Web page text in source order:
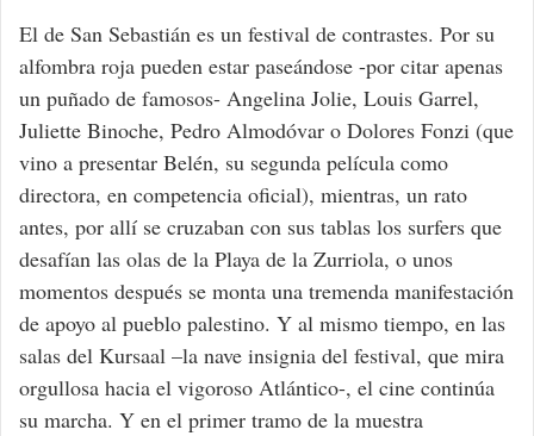
El de San Sebastián es un festival de contrastes. Por su
alfombra roja pueden estar paseándose -por citar apenas
un puñado de famosos- Angelina Jolie, Louis Garrel,
Juliette Binoche, Pedro Almodóvar o Dolores Fonzi (que
vino a presentar Belén, su segunda película como
directora, en competencia oficial), mientras, un rato
antes, por allí se cruzaban con sus tablas los surfers que
desafían las olas de la Playa de la Zurriola, o unos
momentos después se monta una tremenda manifestación
de apoyo al pueblo palestino. Y al mismo tiempo, en las
salas del Kursaal –la nave insignia del festival, que mira
orgullosa hacia el vigoroso Atlántico-, el cine continúa
su marcha. Y en el primer tramo de la muestra